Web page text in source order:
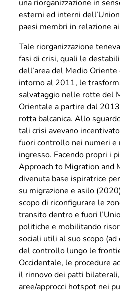
una riorganizzazione in
esterni ed interni
paesi membri in relazione
Tale riorganizzazione
fasi di crisi, quali le
dell’area del Medio
intorno al 2011, le
salvataggio nelle rotte del
Orientale a partire dal
rotta balcanica. Allo
tali crisi avevano
fuori controllo nei numeri
ingresso. Facendo propri i
Approach to Migration and
divenuta base ispiratrice
su migrazione e asilo
scopo di riconfigurare le
transito dentro e fuori
politiche e mobilitando
sociali utili al suo scopo (ad
del controllo lungo le
Occidentale, le procedure
il rinnovo dei patti
aree/approcci hotspot nei